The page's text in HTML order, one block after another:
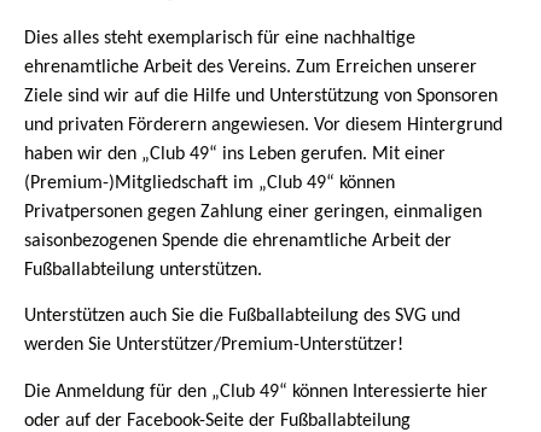
Dies alles steht exemplarisch für eine nachhaltige
ehrenamtliche Arbeit des Vereins. Zum Erreichen unserer
Ziele sind wir auf die Hilfe und Unterstützung von Sponsoren
und privaten Förderern angewiesen. Vor diesem Hintergrund
haben wir den „Club 49“ ins Leben gerufen. Mit einer
(Premium-)Mitgliedschaft im „Club 49“ können
Privatpersonen gegen Zahlung einer geringen, einmaligen
saisonbezogenen Spende die ehrenamtliche Arbeit der
Fußballabteilung unterstützen.
Unterstützen auch Sie die Fußballabteilung des SVG und
werden Sie Unterstützer/Premium-Unterstützer!
Die Anmeldung für den „Club 49“ können Interessierte hier
oder auf der Facebook-Seite der Fußballabteilung